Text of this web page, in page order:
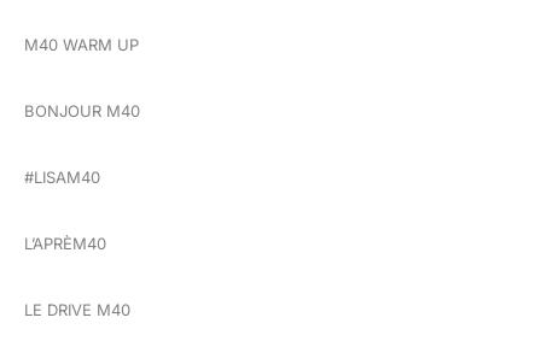
M40 WARM UP
BONJOUR M40
#LISAM40
L’APRÈM40
LE DRIVE M40